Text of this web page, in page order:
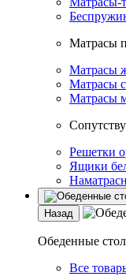
Матрасы
Матрасы
Матрасы
Матрасы
Решетки
Ящики
Назад
Обеденные
Все